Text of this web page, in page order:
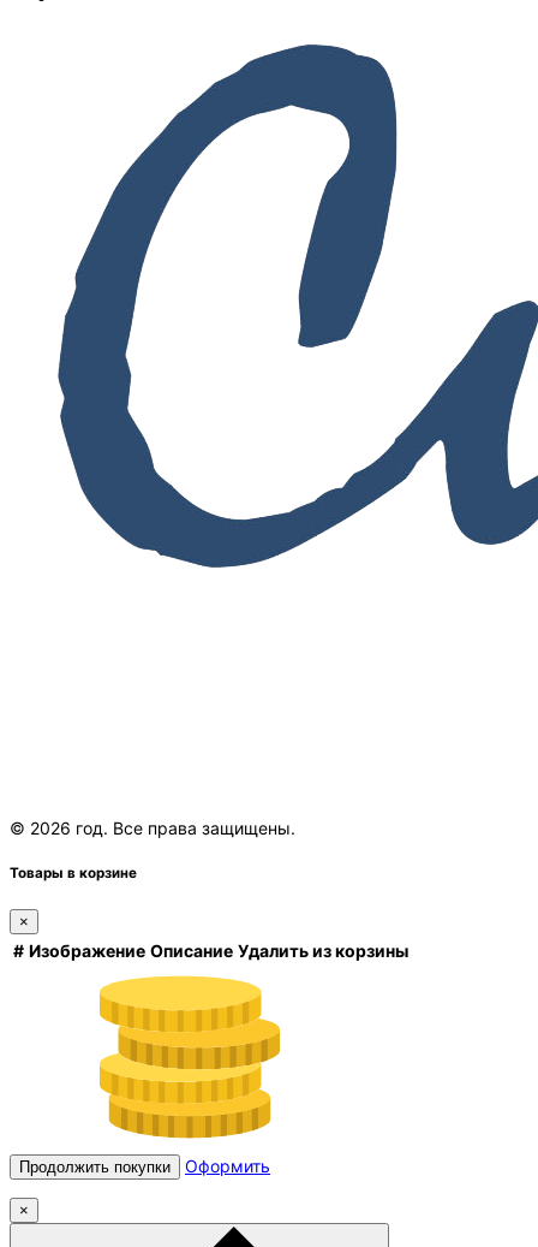
© 2026 год. Все права защищены.
Товары в корзине
×
# Изображение Описание Удалить из корзины
Продолжить покупки Оформить
×